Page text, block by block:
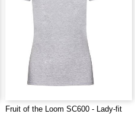
Fruit of the Loom SC600 - Lady-fit